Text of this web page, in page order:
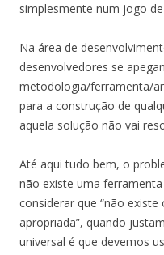
simplesmente num jogo
Na área de
desenvolvedores se
metodologia/ferramenta/
para a construção de
aquela solução não vai
Até aqui tudo bem, o
não existe uma
considerar que “não existe
apropriada”, quando
universal é que devemos